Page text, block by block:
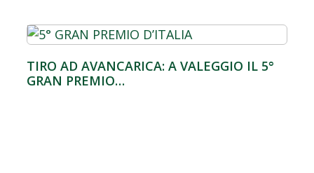
TIRO AD AVANCARICA: A VALEGGIO IL 5°
GRAN PREMIO…